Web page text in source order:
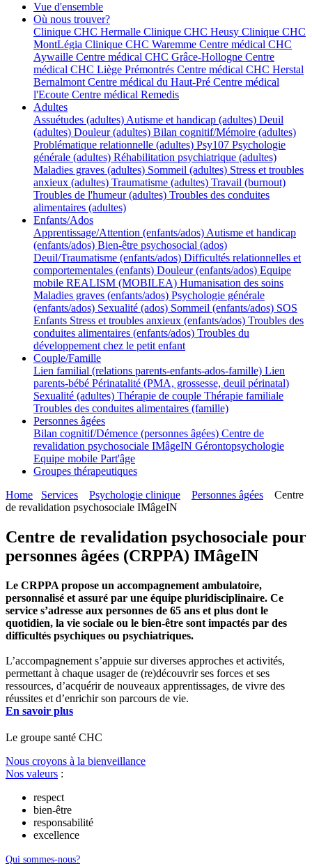
Vue d'ensemble
Où nous trouver?
Clinique CHC Hermalle Clinique CHC Heusy Clinique CHC
MontLégia Clinique CHC Waremme Centre médical CHC
Aywaille Centre médical CHC Grâce-Hollogne Centre
médical CHC Liège Prémontrés Centre médical CHC Herstal
BernalmontCentre médical du Haut-Pré Centre médical
l'Ecoute Centre médical Remedis
Adultes
Assuétudes (adultes)Autisme et handicap (adultes) Deuil
(adultes) Douleur (adultes) Bilan cognitif/Mémoire (adultes)
Problématique relationnelle (adultes) Psy107 Psychologie
générale (adultes) Réhabilitation psychiatrique (adultes)
Maladies graves (adultes) Sommeil (adultes) Stress et troubles
anxieux (adultes) Traumatisme (adultes) Travail (burnout)
Troubles de l'humeur (adultes) Troubles des conduites
alimentaires (adultes)
Enfants/Ados
Apprentissage/Attention (enfants/ados)Autisme et handicap
(enfants/ados) Bien-être psychosocial (ados)
Deuil/Traumatisme (enfants/ados) Difficultés relationnelles et
comportementales (enfants) Douleur (enfants/ados) Equipe
mobile REALISM (MOBILEA) Humanisation des soins
Maladies graves (enfants/ados) Psychologie générale
(enfants/ados) Sexualité (ados) Sommeil (enfants/ados) SOS
Enfants Stress et troubles anxieux (enfants/ados) Troubles des
conduites alimentaires (enfants/ados) Troubles du
développement chez le petit enfant
Couple/Famille
Lien familial (relations parents-enfants-ados-famille) Lien
parents-bébé Périnatalité (PMA, grossesse, deuil périnatal)
Sexualité (adultes) Thérapie de couple Thérapie familiale
Troubles des conduites alimentaires (famille)
Personnes âgées
Bilan cognitif/Démence (personnes âgées) Centre de
revalidation psychosociale IMâgeIN Gérontopsychologie
Equipe mobile Part'âge
Groupes thérapeutiques
Home
Services Psychologie clinique Personnes âgées
Centre
de revalidation psychosociale IMâgeIN
Centre de revalidation psychosociale pour
personnes âgées (CRPPA) IMâgeIN
Le CRPPA propose un accompagnement ambulatoire,
personnalisé et assuré par une équipe pluridisciplinaire. Ce
service s’adresse aux personnes de 65 ans et plus dont le
quotidien, la vie sociale ou le bien-être sont impactés par des
difficultés psychiques ou psychiatriques.
L’accompagnement s’appuie sur diverses approches et activités,
permettant à chaque usager de (re)découvrir ses forces et ses
ressources, d’acquérir de nouveaux apprentissages, de vivre des
réussites et d’enrichir son parcours de vie.
En savoir plus
Le groupe santé CHC
Nous croyons à la bienveillance
Nos valeurs :
respect
bien-être
responsabilité
excellence
Qui sommes-nous?